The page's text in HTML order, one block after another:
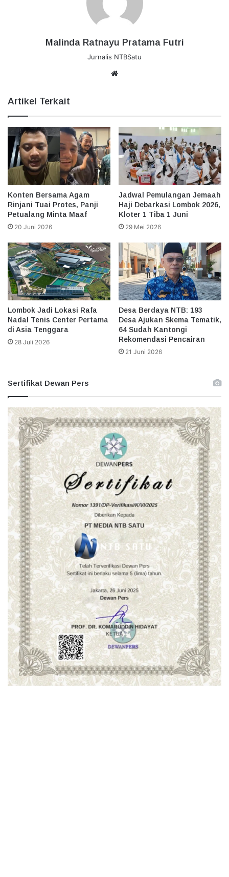
Malinda Ratnayu Pratama Futri
Jurnalis NTBSatu
Artikel Terkait
Konten Bersama Agam
Rinjani Tuai Protes, Panji
Petualang Minta Maaf
20 Juni 2026
Jadwal Pemulangan Jemaah
Haji Debarkasi Lombok 2026,
Kloter 1 Tiba 1 Juni
29 Mei 2026
Lombok Jadi Lokasi Rafa
Nadal Tenis Center Pertama
di Asia Tenggara
28 Juli 2026
Desa Berdaya NTB: 193
Desa Ajukan Skema Tematik,
64 Sudah Kantongi
Rekomendasi Pencairan
21 Juni 2026
Sertifikat Dewan Pers